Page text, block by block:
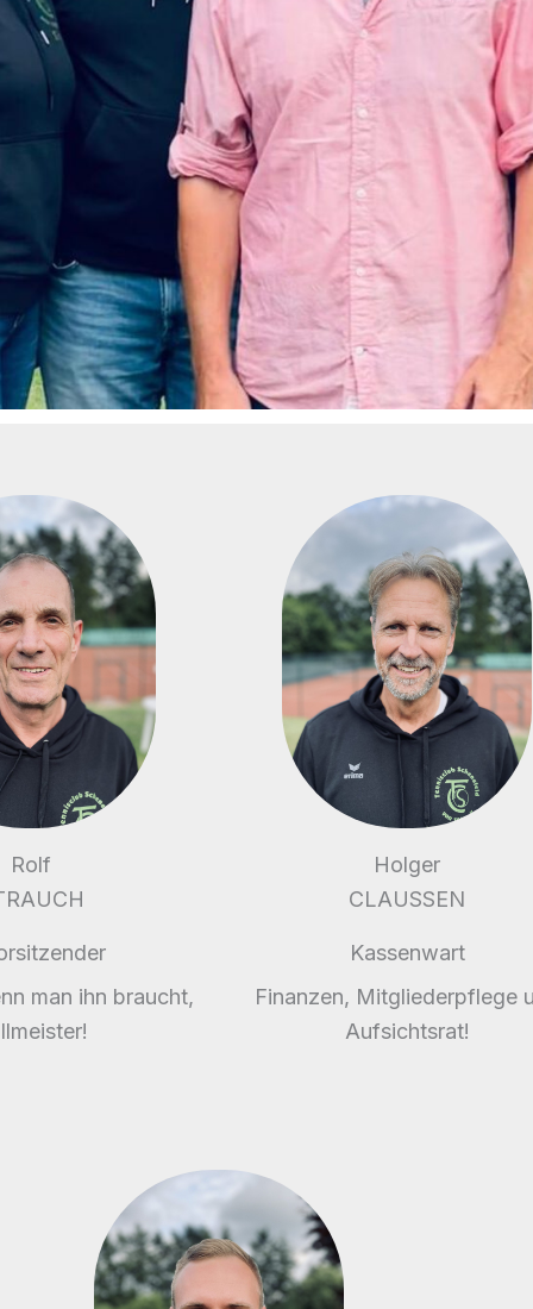
Rolf
man ihn braucht,
Holger
CLAUSSEN
Kassenwart
Finanzen, Mitgliederpflege
Aufsichtsrat!